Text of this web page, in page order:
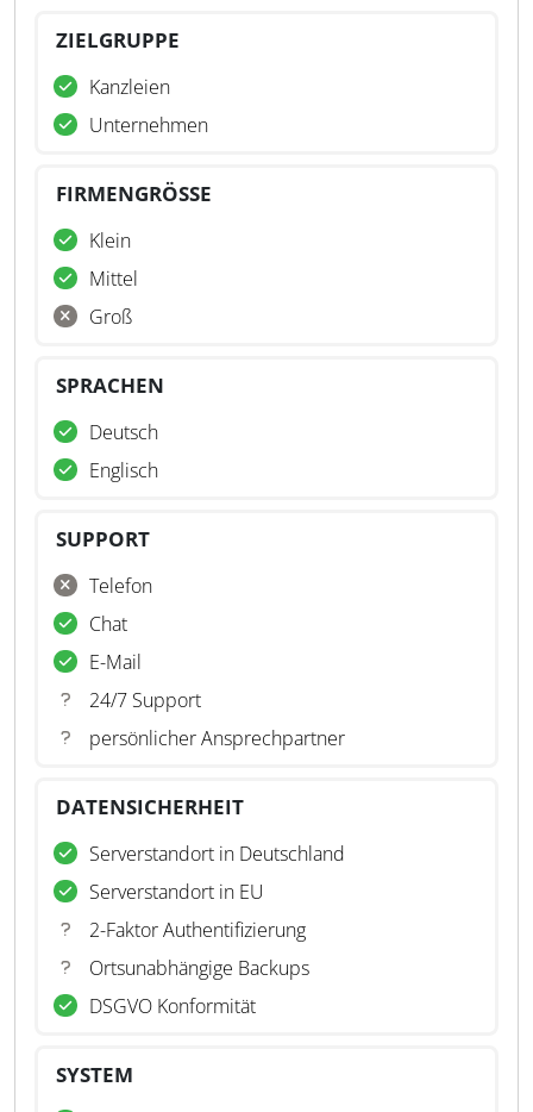
ZIELGRUPPE
Kanzleien
Unternehmen
FIRMENGRÖSSE
Klein
Mittel
Groß
SPRACHEN
Deutsch
Englisch
SUPPORT
Telefon
Chat
E-Mail
24/7 Support
persönlicher Ansprechpartner
DATENSICHERHEIT
Serverstandort in Deutschland
Serverstandort in EU
2-Faktor Authentifizierung
Ortsunabhängige Backups
DSGVO Konformität
SYSTEM